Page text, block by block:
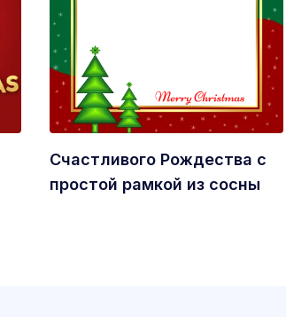
Счастливого Рождества с
простой рамкой из сосны